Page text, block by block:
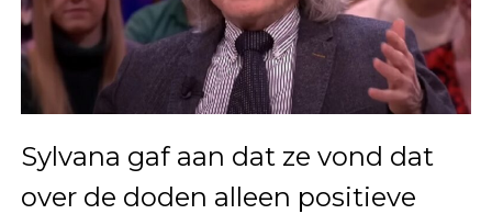
Sylvana gaf aan dat ze vond dat
over de doden alleen positieve